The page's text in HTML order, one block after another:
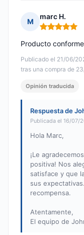
M
marc H.
Nota: 5 de 5
Publicado el 21/06/
tras una compra de
Producto
Opinión traducida
Respuesta de
Publicada el 16/07/
Hola Marc,
¡Le
positiva! Nos
satisface y que
sus
recompensa.
Atentamente,
El equipo de